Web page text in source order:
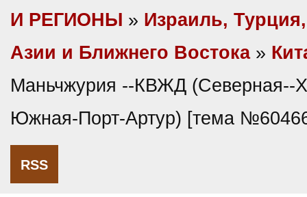
И РЕГИОНЫ » Израиль,
Азии и Ближнего Востока»
Маньчжурия --КВЖД (Северная--
Южная-Порт-Артур) [тема
RSS